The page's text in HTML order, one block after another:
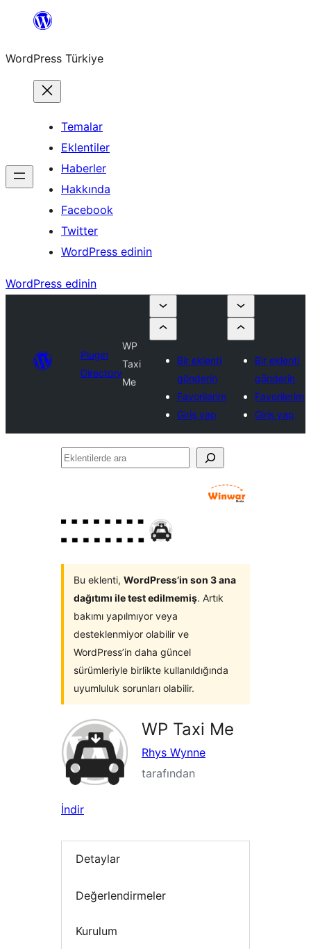
İçeriğe
WordPress Türkiye
Temalar
Eklentiler
Haberler
Hakkında
Facebook
Twitter
WordPress edinin
WordPress edinin
Plugin
Directory
WP
Taxi
Me
Bir eklenti
gönderin
Favorilerim
Giriş yap
Bir eklenti
gönderin
Favorilerim
Giriş yap
Eklentilerde
Bu eklenti, WordPress’in son 3 ana
dağıtımı ile test edilmemiş. Artık
bakımı yapılmıyor veya
desteklenmiyor olabilir ve
WordPress’in daha güncel
sürümleriyle birlikte kullanıldığında
uyumluluk sorunları olabilir.
WP Taxi Me
Rhys Wynne
tarafından
İndir
Detaylar
Değerlendirmeler
Kurulum